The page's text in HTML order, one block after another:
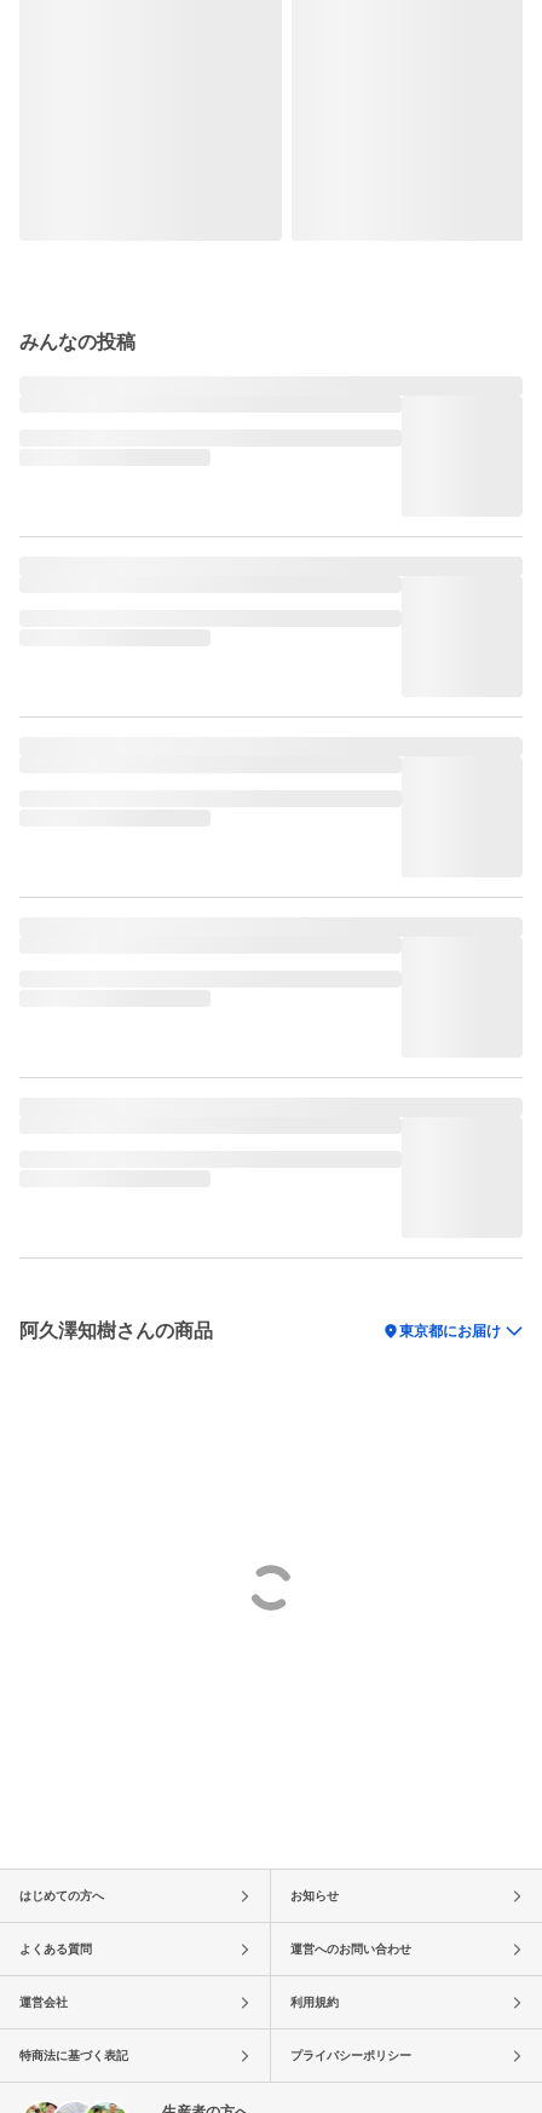
みんなの投稿
阿久澤知樹さんの商品 location_on東京都にお届け
はじめての方へ お知らせ
よくある質問 運営へのお問い合わせ
運営会社 利用規約
特商法に基づく表記 プライバシーポリシー